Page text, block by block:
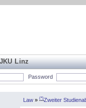
Linz
Password
Law » (*)Zweiter